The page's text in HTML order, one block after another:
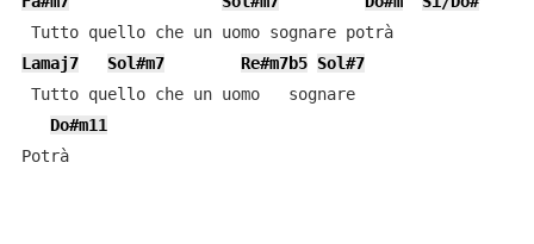
Tutto quello che un uomo sognare potrà
Lamaj7
Sol#m7 Re#m7b5 Sol#7
Tutto quello che un uomo   sognare
Do#m11
Potrà